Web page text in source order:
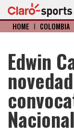
HOME I COLOMBIA
Edwin
Nacional